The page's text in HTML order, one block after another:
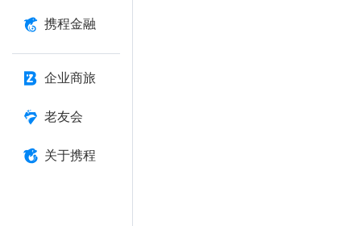
携程金融
企业商旅
老友会
关于携程